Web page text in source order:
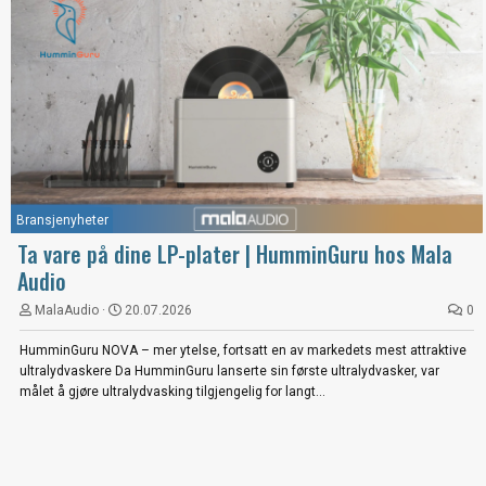
Bransjenyheter
Ta vare på dine LP-plater | HumminGuru hos Mala
Audio
MalaAudio 20.07.2026 0
HumminGuru NOVA – mer ytelse, fortsatt en av markedets mest attraktive
ultralydvaskere Da HumminGuru lanserte sin første ultralydvasker, var
målet å gjøre ultralydvasking tilgjengelig for langt...